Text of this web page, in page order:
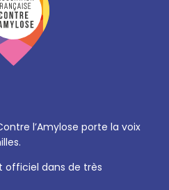
l’Amylose porte la voix
officiel dans de très